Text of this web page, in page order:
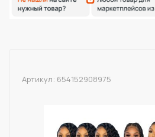
Артикул: 654152908975